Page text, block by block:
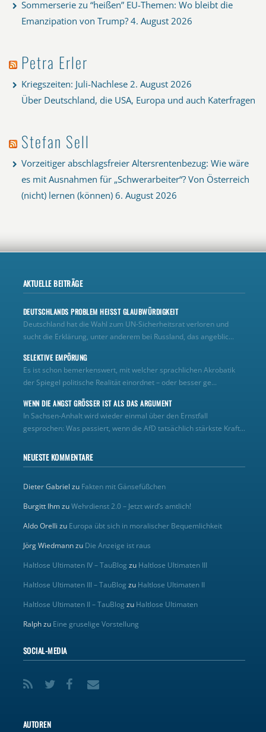
Sommerserie zu “heißen” EU-Themen: Wo bleibt die
Emanzipation von Trump? 4. August 2026
Petra Erler
Kriegszeiten: Juli-Nachlese 2. August 2026
Über Deutschland, die USA, Europa und auch Katerfragen
Stefan Sell
Vorzeitiger abschlagsfreier Altersrentenbezug: Wie wäre
es mit Ausnahmen für „Schwerarbeiter“? Von Österreich
(nicht) lernen (können) 6. August 2026
AKTUELLE BEITRÄGE
DEUTSCHLANDS PROBLEM HEISST GLAUBWÜRDIGKEIT
Deutschland hat die Wahl zum UN‑Sicherheitsrat verloren und
sucht die Erklärung, unter anderem bei Russland, das angeblic...
SELEKTIVE EMPÖRUNG
Es ist schon bemerkenswert, mit welcher sprachlichen Akrobatik
der Spiegel politische Realität einordnet – oder besser ge...
WENN DIE ANGST GRÖSSER IST ALS DAS ARGUMENT
In Sachsen-Anhalt wird wieder einmal über den Ernstfall
gesprochen: Was passiert, wenn die AfD tatsächlich stärkste Kraft...
NEUESTE KOMMENTARE
Dieter Gabriel zu Fakten mit Gänsefüßchen
Burgitt IhmzuWehrdienst 2.0 – Jetzt wird’s amtlich!
Aldo Orelli zu Europa übt sich in moralischer Bequemlichkeit
Jörg Wiedmannzu Die Anzeige ist raus
Haltlose Ultimaten IV – TauBlog zu Haltlose Ultimaten III
Haltlose Ultimaten III – TauBlog zu Haltlose Ultimaten II
Haltlose Ultimaten II – TauBlog zu Haltlose Ultimaten
Ralphzu Eine gruselige Vorstellung
SOCIAL-MEDIA
AUTOREN